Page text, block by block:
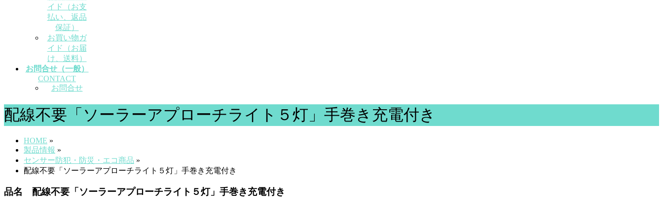
イド（お支
払い、返品
保証）
お買い物ガ
イド（お届
け、送料）
お問合せ（一般）
CONTACT
お問合せ
配線不要「ソーラーアプローチライト５灯」手巻き充電付き
HOME »
製品情報 »
センサー防犯・防災・エコ商品 »
配線不要「ソーラーアプローチライト５灯」手巻き充電付き
品名 配線不要「ソーラーアプローチライト５灯」手巻き充電付き